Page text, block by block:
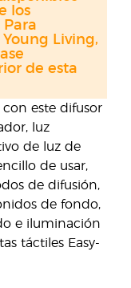
este difusor
luz
de luz de
de usar,
de difusión,
de fondo,
e iluminación
táctiles Easy-
los
Living,
de esta